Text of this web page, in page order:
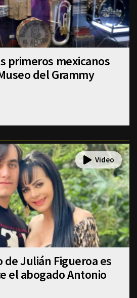
primeros mexicanos
del Grammy
Julián Figueroa es
el abogado Antonio